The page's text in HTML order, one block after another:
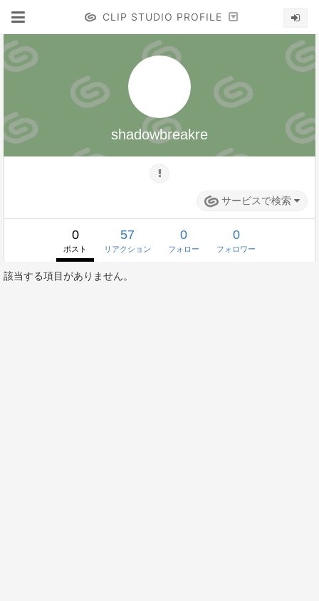
CLIP STUDIO PROFILE
shadowbreakre
サービスで検索
0
ポスト
57
リアクション
0
フォロー
0
フォロワー
該当する項目がありません。